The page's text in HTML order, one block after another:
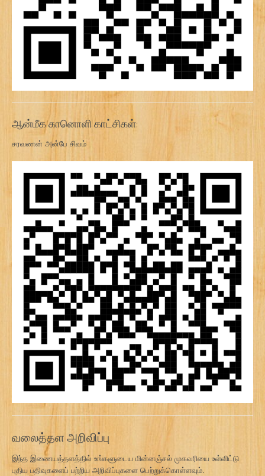
ஆன்மீக கானொளி காட்சிகள்:
சரவணன் அன்பே சிவம்
வலைத்தள அறிவிப்பு
இந்த இணையத்தளத்தில் உங்களுடைய மின்னஞ்சல் முகவரியை உள்ளிட்டு
புதிய பதிவுகளைப் பற்றிய அறிவிப்புகளை பெற்றுக்கொள்ளவும்.